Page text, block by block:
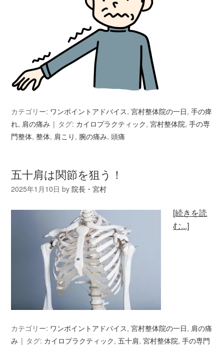
カテゴリー: ワンポイントアドバイス,宮村整体院の一日,手の痺
れ, 肩の痛み タグ: カイロプラクティック,宮村整体院,手の専
門整体,整体, 肩こり , 腕の痛み,頭痛
五十肩は関節を狙う！
2025年1月10日 by院長・宮村
[続きを読
む...]
カテゴリー: ワンポイントアドバイス,宮村整体院の一日, 肩の痛
み
タグ: カイロプラクティック,五十肩,宮村整体院,手の専門